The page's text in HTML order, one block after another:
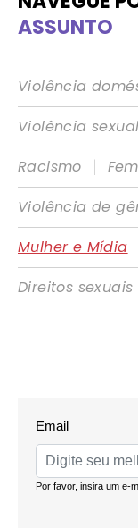
ASSUNTO
Violência
Violência sexual
Racismo
|
Violência de
Mulher e Mídia
Direitos